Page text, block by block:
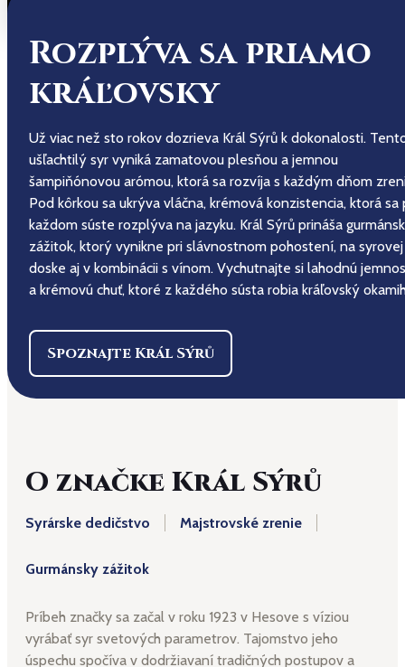
Rozplýva sa priamo
kráľovsky
Už viac než sto rokov dozrieva Král Sýrů k dokonalosti.
ušľachtilý syr vyniká zamatovou plesňou a jemnou
šampiňónovou arómou, ktorá sa rozvíja s každým dňom
Pod kôrkou sa ukrýva vláčna, krémová konzistencia, ktorá sa
každom súste rozplýva na jazyku. Král Sýrů prináša
zážitok, ktorý vynikne pri slávnostnom pohostení, na syrovej
doske aj v kombinácii s vínom. Vychutnajte si lahodnú
a krémovú chuť, ktoré z každého sústa robia kráľovský
Spoznajte Král Sýrů
O značke Král Sýrů
Syrárske dedičstvo Majstrovské zrenie
Gurmánsky zážitok
Príbeh značky sa začal v roku 1923 v Hesove s víziou
vyrábať syr svetových parametrov. Tajomstvo jeho
úspechu spočíva v dodržiavaní tradičných postupov a